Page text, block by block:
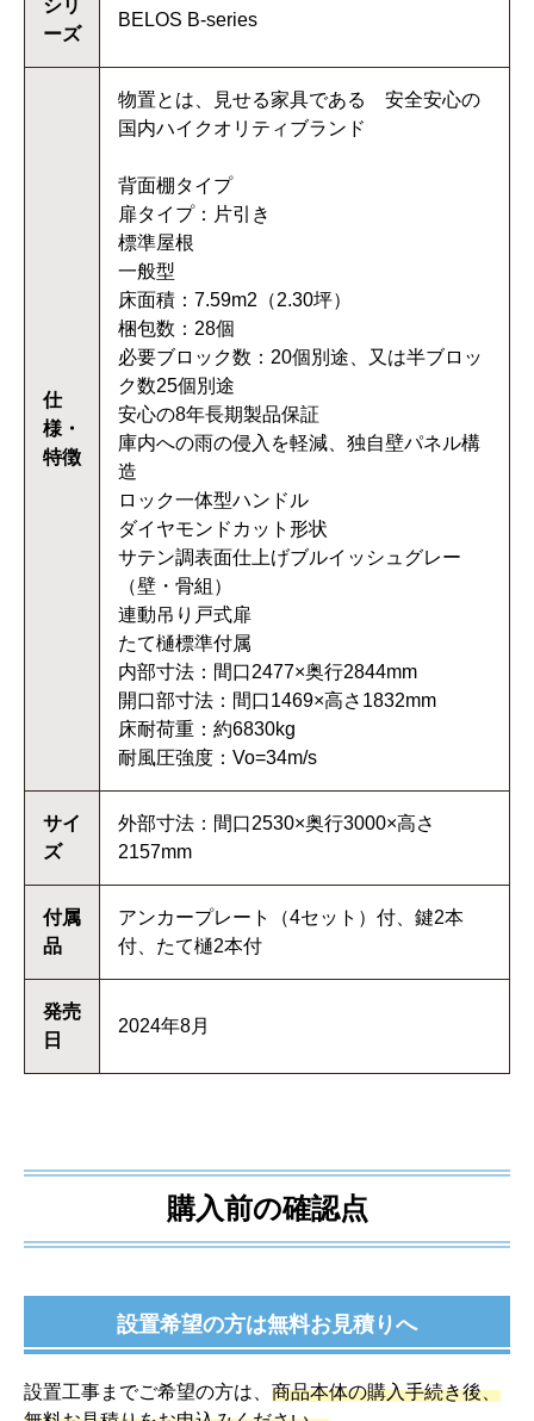
シリ
ーズ
BELOS B-series
仕
様・
特徴
物置とは、見せる家具である 安全安心の
国内ハイクオリティブランド
背面棚タイプ
扉タイプ：片引き
標準屋根
一般型
床面積：7.59m2（2.30坪）
梱包数：28個
必要ブロック数：20個別途、又は半ブロッ
ク数25個別途
安心の8年長期製品保証
庫内への雨の侵入を軽減、独自壁パネル構
造
ロック一体型ハンドル
ダイヤモンドカット形状
サテン調表面仕上げブルイッシュグレー
（壁・骨組）
連動吊り戸式扉
たて樋標準付属
内部寸法：間口2477×奥行2844mm
開口部寸法：間口1469×高さ1832mm
床耐荷重：約6830kg
耐風圧強度：Vo=34m/s
サイ
ズ
外部寸法：間口2530×奥行3000×高さ
2157mm
付属
品
アンカープレート（4セット）付、鍵2本
付、たて樋2本付
発売
日
2024年8月
購入前の確認点
設置希望の方は無料お見積りへ
設置工事までご希望の方は、 商品本体の購入手続き後、